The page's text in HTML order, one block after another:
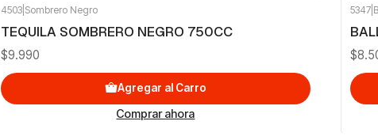
4503| Sombrero Negro
TEQUILA SOMBRERO NEGRO 750CC
$9.990
Agregar al Carro
Comprar ahora
5347|